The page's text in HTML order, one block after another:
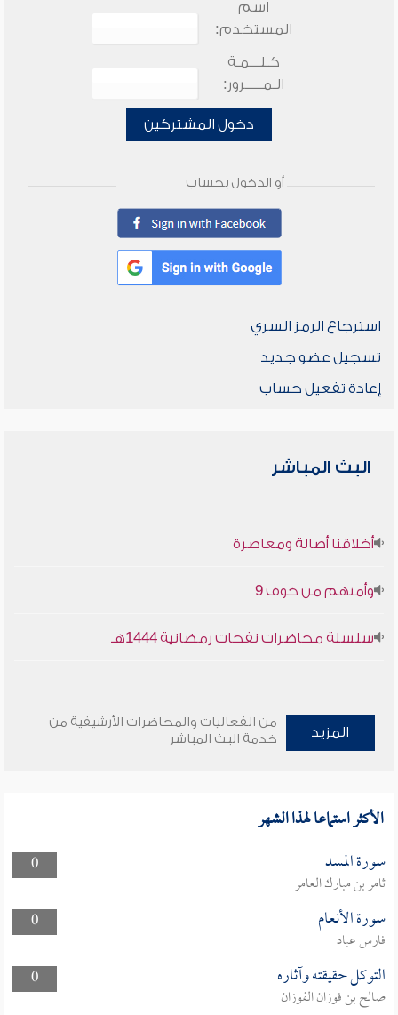
اسم
المستخدم:
كـلـــمـة
الـمـــــرور:
دخول المشتركين
أو الدخول بحساب
استرجاع الرمز السري
تسجيل عضو جديد
إعادة تفعيل حساب
البث المباشر
أخلاقنا أصالة ومعاصرة
وأمنهم من خوف 9
سلسلة محاضرات نفحات رمضانية 1444هـ
المزيد
من الفعاليات والمحاضرات الأرشيفية من
خدمة البث المباشر
الأكثر استماعا لهذا الشهر
0 سورة المسد
ثامر بن مبارك العامر
0
سورة الأنعام
فارس عباد
0
التوكل حقيقته وآثاره
صالح بن فوزان الفوزان